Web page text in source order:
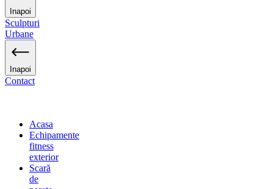
Inapoi
Sculpturi
Urbane
Inapoi
Contact
Acasa
Echipamente
fitness
exterior
Scară
de